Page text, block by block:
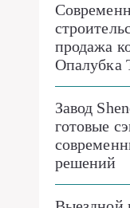
продажа
Опалубка
Завод
готовые
решений